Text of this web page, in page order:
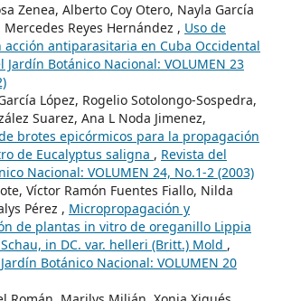
Zenea, Alberto Coy Otero, Nayla García
Reyes Hernández , Uso de
acción antiparasitaria en Cuba Occidental
Jardín Botánico Nacional: VOLUMEN 23
López, Rogelio Sotolongo-Sospedra,
Suarez, Ana L Noda Jimenez,
brotes epicórmicos para la propagación
de Eucalyptus saligna , Revista del
Nacional: VOLUMEN 24, No.1-2 (2003)
Víctor Ramón Fuentes Fiallo, Nilda
Pérez , Micropropagación y
de plantas in vitro de oreganillo Lippia
in DC. var. helleri (Britt.) Mold ,
Botánico Nacional: VOLUMEN 20